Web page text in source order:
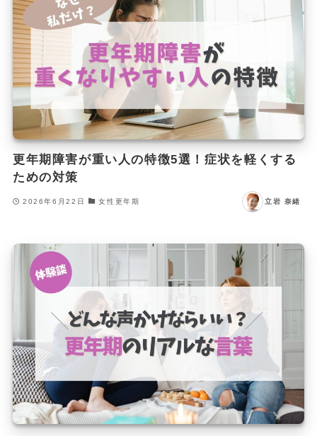
更年期障害が重い人の特徴5選！症状を軽くする
ための対策
2026年6月22日 女性更年期 立岩 奈緒